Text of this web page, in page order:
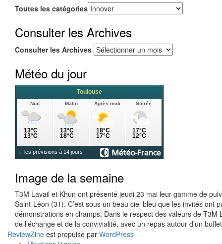
Toutes les catégories
Consulter les Archives
Consulter les Archives
Météo du jour
Image de la semaine
T3M Lavail et Khun ont présenté jeudi 23 mai leur gamme de
Saint-Léon (31). C’est sous un beau ciel bleu que les invités ont
démonstrations en champs. Dans le respect des valeurs de
de l’échange et de la convivialité, avec un repas autour d’un
ReviewZine est propulsé par WordPress